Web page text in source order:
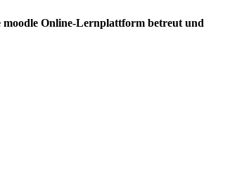
moodle Online-Lernplattform betreut und